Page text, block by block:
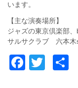
います。
【主な演奏場所】
ジャズの東京倶楽部
サルサクラブ 六本木